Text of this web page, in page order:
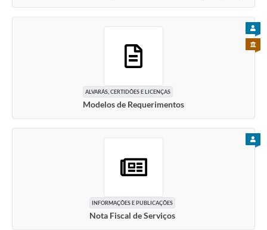
ALVARÁS, CERTIDÕES E LICENÇAS
Modelos de Requerimentos
PARA
INFORMAÇÕES E PUBLICAÇÕES
Nota Fiscal de Serviços